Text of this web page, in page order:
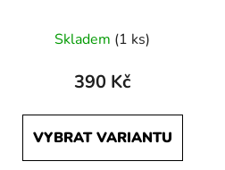
Skladem (1 ks)
390 Kč
VYBRAT VARIANTU